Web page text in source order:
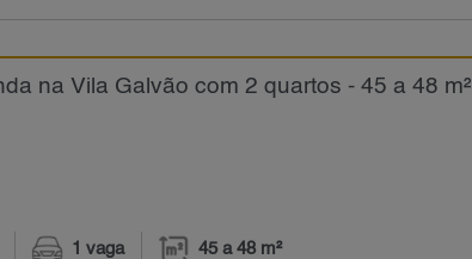
na Vila Galvão com 2 quartos - 45 a 48 m²
1 vaga 45 a 48 m²